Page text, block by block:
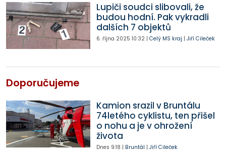
Lupiči soudci slibovali, že
budou hodní. Pak vykradli
dalších 7 objektů
6. října 2025 10:32| Celý MS kraj | Jiří Cileček
Doporučujeme
Kamion srazil v Bruntálu
74letého cyklistu, ten přišel
o nohu a je v ohrožení
života
Dnes 9:18 | Bruntál | Jiří Cileček